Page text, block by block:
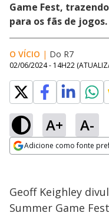
Game Fest,
para os fãs de
O VÍCIO | Do R7
02/06/2024 - 14H22
A+ A-
Adicione como fonte
Geoff Keighley
Summer Game